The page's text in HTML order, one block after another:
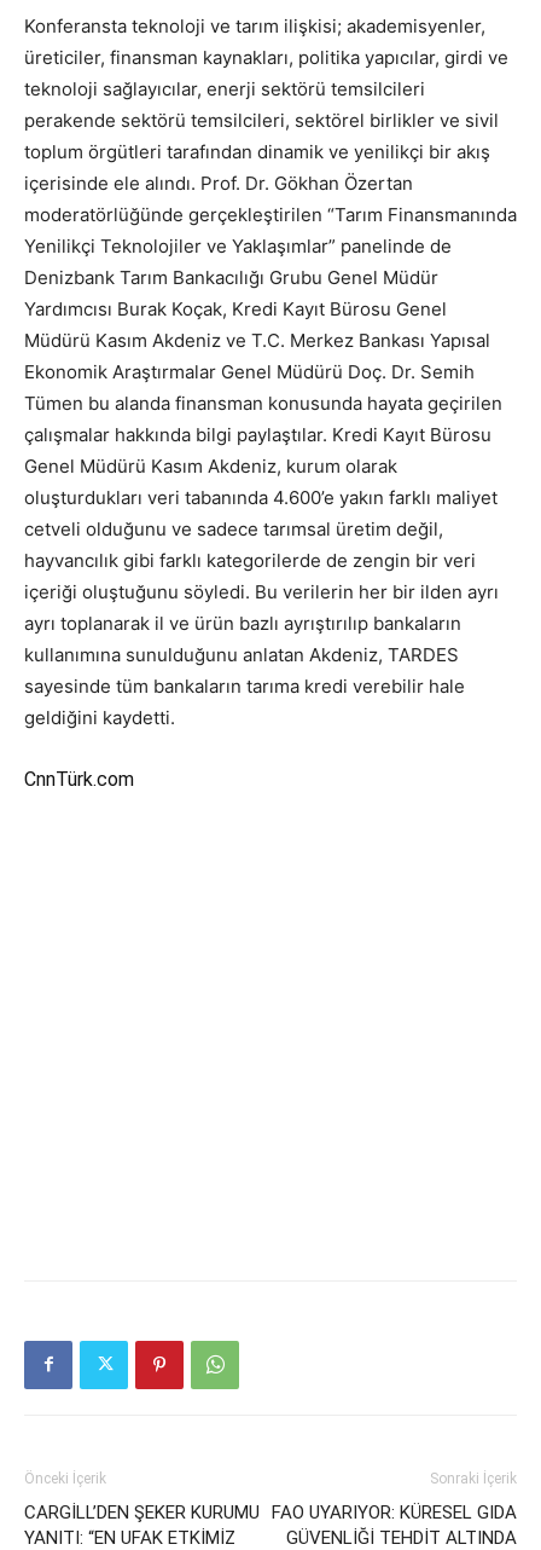
Konferansta teknoloji ve tarım ilişkisi; akademisyenler,
üreticiler, finansman kaynakları, politika yapıcılar, girdi ve
teknoloji sağlayıcılar, enerji sektörü temsilcileri
perakende sektörü temsilcileri, sektörel birlikler ve sivil
toplum örgütleri tarafından dinamik ve yenilikçi bir akış
içerisinde ele alındı. Prof. Dr. Gökhan Özertan
moderatörlüğünde gerçekleştirilen “Tarım Finansmanında
Yenilikçi Teknolojiler ve Yaklaşımlar” panelinde de
Denizbank Tarım Bankacılığı Grubu Genel Müdür
Yardımcısı Burak Koçak, Kredi Kayıt Bürosu Genel
Müdürü Kasım Akdeniz ve T.C. Merkez Bankası Yapısal
Ekonomik Araştırmalar Genel Müdürü Doç. Dr. Semih
Tümen bu alanda finansman konusunda hayata geçirilen
çalışmalar hakkında bilgi paylaştılar. Kredi Kayıt Bürosu
Genel Müdürü Kasım Akdeniz, kurum olarak
oluşturdukları veri tabanında 4.600’e yakın farklı maliyet
cetveli olduğunu ve sadece tarımsal üretim değil,
hayvancılık gibi farklı kategorilerde de zengin bir veri
içeriği oluştuğunu söyledi. Bu verilerin her bir ilden ayrı
ayrı toplanarak il ve ürün bazlı ayrıştırılıp bankaların
kullanımına sunulduğunu anlatan Akdeniz, TARDES
sayesinde tüm bankaların tarıma kredi verebilir hale
geldiğini kaydetti.
CnnTürk.com
Önceki İçerik
CARGİLL’DEN ŞEKER KURUMU
YANITI: “EN UFAK ETKİMİZ
Sonraki İçerik
FAO UYARIYOR: KÜRESEL GIDA
GÜVENLİĞİ TEHDİT ALTINDA